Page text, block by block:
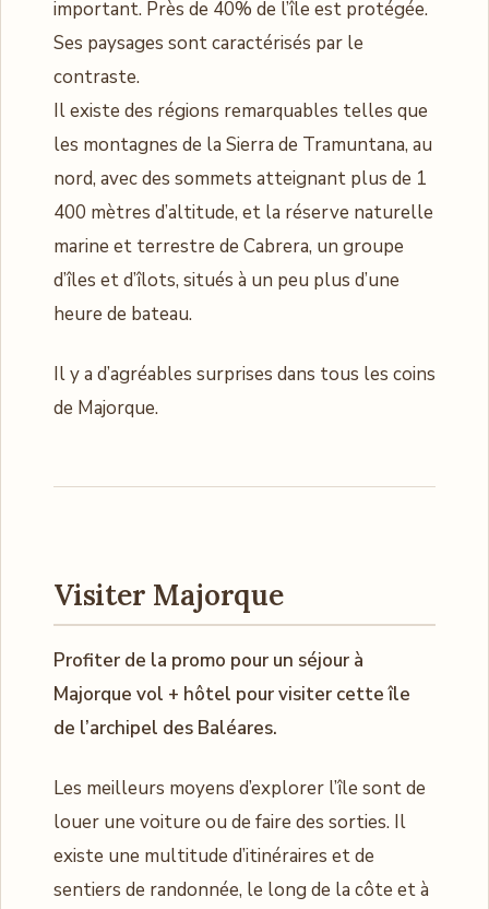
important. Près de 40% de l’île est protégée.
Ses paysages sont caractérisés par le
contraste.
Il existe des régions remarquables telles que
les montagnes de la Sierra de Tramuntana, au
nord, avec des sommets atteignant plus de 1
400 mètres d’altitude, et la réserve naturelle
marine et terrestre de Cabrera, un groupe
d’îles et d’îlots, situés à un peu plus d’une
heure de bateau.
Il y a d’agréables surprises dans tous les coins
de Majorque.
Visiter Majorque
Profiter de la promo pour un séjour à
Majorque vol + hôtel pour visiter cette île
de l’archipel des Baléares.
Les meilleurs moyens d’explorer l’île sont de
louer une voiture ou de faire des sorties. Il
existe une multitude d’itinéraires et de
sentiers de randonnée, le long de la côte et à